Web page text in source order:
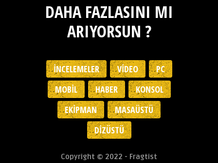
DAHA FAZLASINI MI
ARIYORSUN ?
İNCELEMELER VIDEO
PC
MOBIL
HABER
KONSOL
EKIPMAN
MASAÜSTÜ
DIZÜSTÜ
Copyright © 2022 - Fragtist